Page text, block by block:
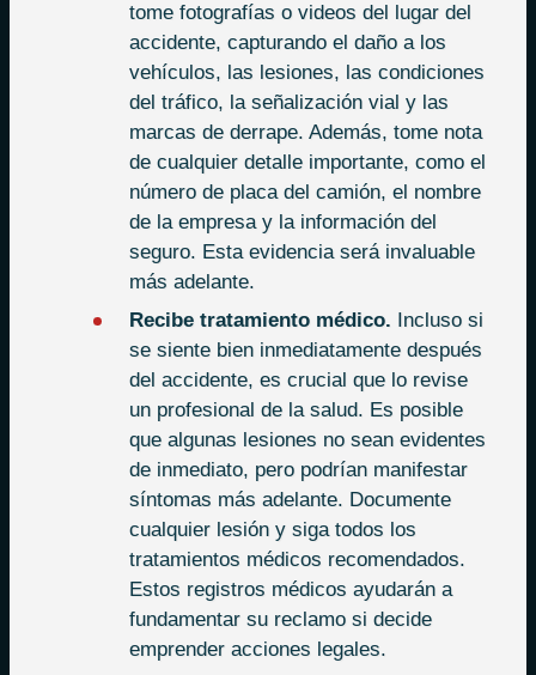
tome fotografías o videos del lugar del
accidente, capturando el daño a los
vehículos, las lesiones, las condiciones
del tráfico, la señalización vial y las
marcas de derrape. Además, tome nota
de cualquier detalle importante, como el
número de placa del camión, el nombre
de la empresa y la información del
seguro. Esta evidencia será invaluable
más adelante.
Recibe tratamiento médico.
Incluso si
se siente bien inmediatamente después
del accidente, es crucial que lo revise
un profesional de la salud. Es posible
que algunas lesiones no sean evidentes
de inmediato, pero podrían manifestar
síntomas más adelante. Documente
cualquier lesión y siga todos los
tratamientos médicos recomendados.
Estos registros médicos ayudarán a
fundamentar su reclamo si decide
emprender acciones legales.